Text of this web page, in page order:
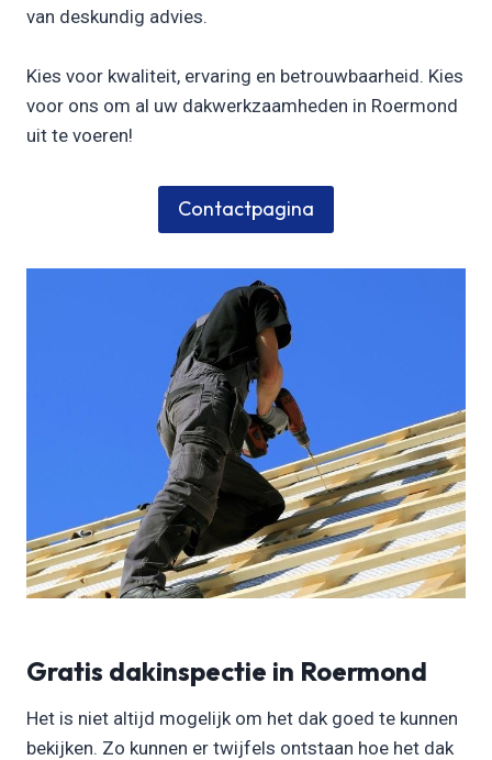
van deskundig advies.
Kies voor kwaliteit, ervaring en betrouwbaarheid. Kies
voor ons om al uw dakwerkzaamheden in Roermond
uit te voeren!
Contactpagina
Gratis dakinspectie in Roermond
Het is niet altijd mogelijk om het dak goed te kunnen
bekijken. Zo kunnen er twijfels ontstaan hoe het dak